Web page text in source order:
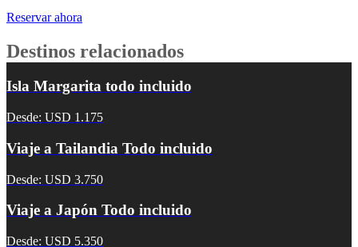
Reservar ahora
Destinos relacionados
Isla Margarita todo incluido
Desde: USD 1.175
Viaje a Tailandia Todo incluido
Desde: USD 3.750
Viaje a Japón Todo incluido
Desde: USD 5.350